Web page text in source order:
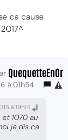
ca cause
QuequetteEnOr
à 01h54
à 19h14
1070 au
je dis ca